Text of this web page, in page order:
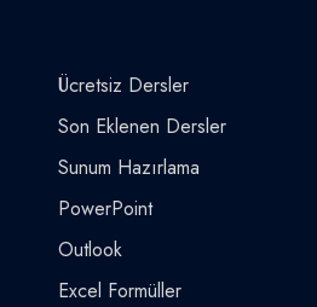
Ücretsiz Dersler
Son Eklenen Dersler
Sunum Hazırlama
PowerPoint
Outlook
Excel Formüller